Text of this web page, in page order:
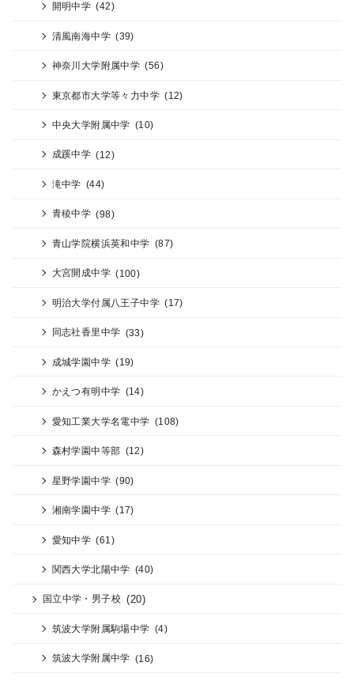
開明中学 (42)
清風南海中学 (39)
神奈川大学附属中学 (56)
東京都市大学等々力中学 (12)
中央大学附属中学 (10)
成蹊中学 (12)
滝中学 (44)
青稜中学 (98)
青山学院横浜英和中学 (87)
大宮開成中学 (100)
明治大学付属八王子中学 (17)
同志社香里中学 (33)
成城学園中学 (19)
かえつ有明中学 (14)
愛知工業大学名電中学 (108)
森村学園中等部 (12)
星野学園中学 (90)
湘南学園中学 (17)
愛知中学 (61)
関西大学北陽中学 (40)
国立中学・男子校 (20)
筑波大学附属駒場中学 (4)
筑波大学附属中学 (16)